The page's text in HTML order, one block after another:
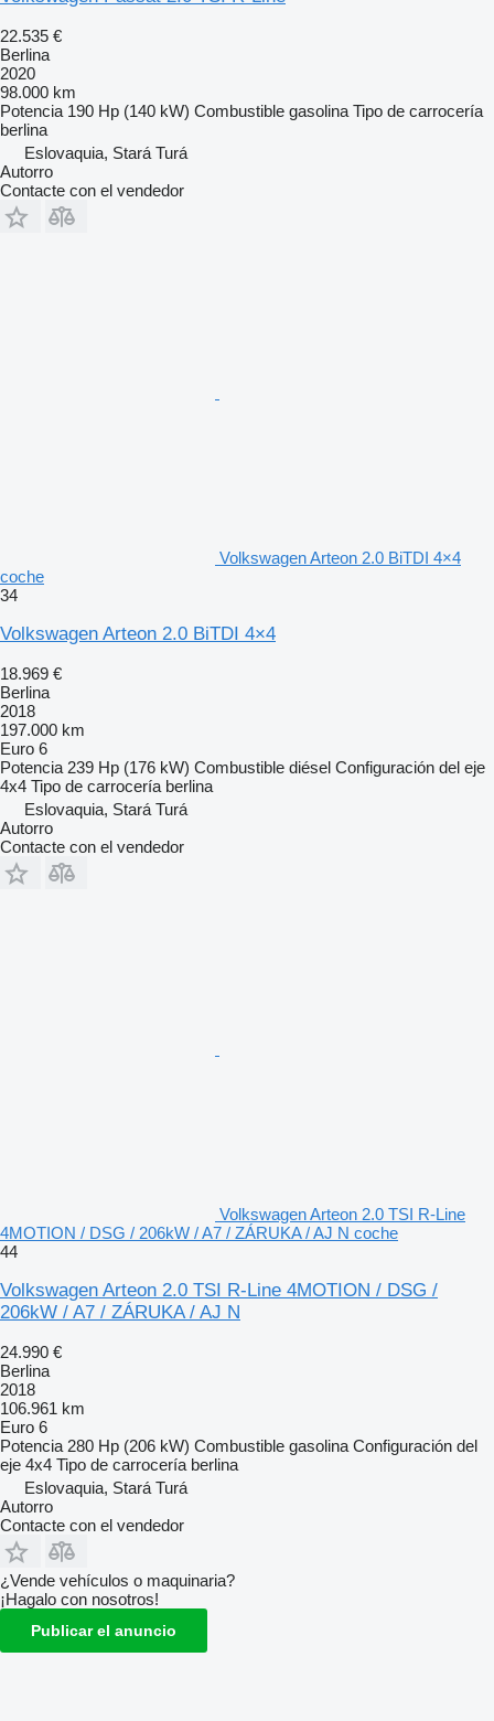
22.535 €
Berlina
2020
98.000 km
Potencia 190 Hp (140 kW) Combustible gasolina Tipo de carrocería
berlina
Eslovaquia, Stará Turá
Autorro
Contacte con el vendedor
Volkswagen Arteon 2.0 BiTDI 4×4
coche
34
Volkswagen Arteon 2.0 BiTDI 4×4
18.969 €
Berlina
2018
197.000 km
Euro 6
Potencia 239 Hp (176 kW) Combustible diésel Configuración del eje
4x4 Tipo de carrocería berlina
Eslovaquia, Stará Turá
Autorro
Contacte con el vendedor
Volkswagen Arteon 2.0 TSI R-Line
4MOTION / DSG / 206kW / A7 / ZÁRUKA / AJ N coche
44
Volkswagen Arteon 2.0 TSI R-Line 4MOTION / DSG /
206kW / A7 / ZÁRUKA / AJ N
24.990 €
Berlina
2018
106.961 km
Euro 6
Potencia 280 Hp (206 kW) Combustible gasolina Configuración del
eje 4x4 Tipo de carrocería berlina
Eslovaquia, Stará Turá
Autorro
Contacte con el vendedor
¿Vende vehículos o maquinaria?
¡Hagalo con nosotros!
Publicar el anuncio